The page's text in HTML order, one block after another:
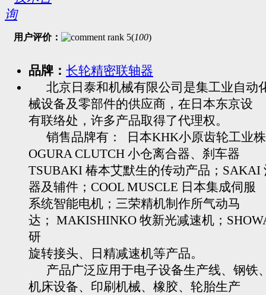
用户评价： (100)
品牌： 长轮精密联轴器
北京日泰和机械有限公司是集工业自动
械设备及零部件的供应商，在日本东京设
有联络处，许多产品取得了代理权。
销售品牌有： 日本KHK小原齿轮工业
OGURA CLUTCH 小仓离合器、刹车器
TSUBAKI 椿本艾默生的传动产品；SAKAI
器及辅件；COOL MUSCLE 日本集成伺服
系统智能电机；三荣精机制作所气动马
达； MAKISHINKO 牧新光减速机；
研
旋转接头、日精减速机等产品。
产品广泛应用于电子设备生产线、钢铁
机床设备、印刷机械、橡胶、轮胎生产